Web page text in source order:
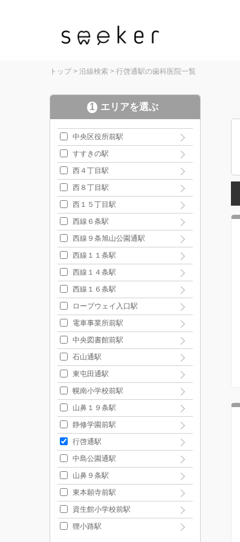
トップ > 沿線検索 > 行啓通駅の歯科医院一覧
1 エリアを選ぶ
中央区役所前駅
すすきの駅
西４丁目駅
西８丁目駅
西１５丁目駅
西線６条駅
西線９条旭山公園通駅
西線１１条駅
西線１４条駅
西線１６条駅
ロープウェイ入口駅
電車事業所前駅
中央図書館前駅
石山通駅
東屯田通駅
幌南小学校前駅
山鼻１９条駅
静修学園前駅
行啓通駅
中島公園通駅
山鼻９条駅
東本願寺前駅
資生館小学校前駅
狸小路駅